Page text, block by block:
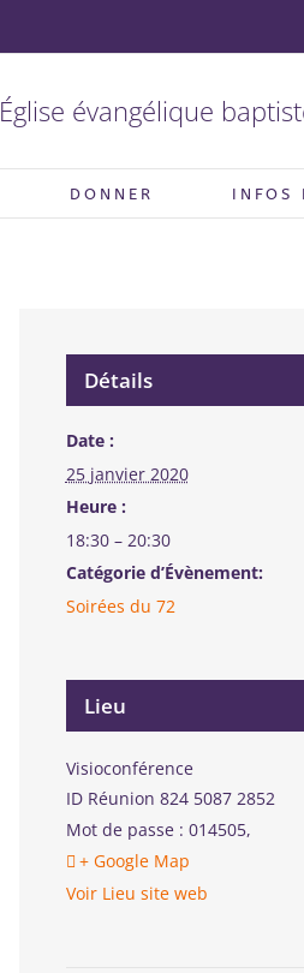
Église évangélique
DONNER INFOS
Détails
Date :
25 janvier 2020
Heure :
18:30 – 20:30
Catégorie d’Évènement:
Soirées du 72
Lieu
Visioconférence
ID Réunion 824 5087 2852
Mot de passe : 014505,
+ Google Map
Voir Lieu site web